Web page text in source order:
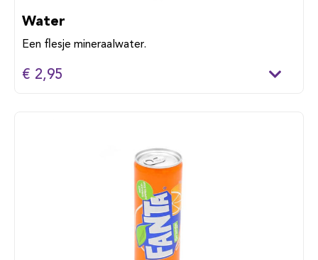
Water
Een flesje mineraalwater.
€ 2,95